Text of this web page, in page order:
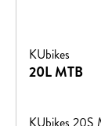
KUbikes
20L MTB
KUbikes 20S